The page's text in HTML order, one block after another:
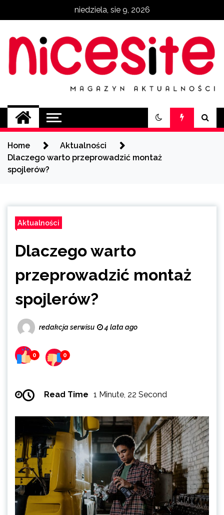
niedziela, sie 9, 2026
NiceSite.com.pl
magazyn aktualności
Home
Aktualności
Dlaczego warto przeprowadzić montaż
spojlerów?
Aktualności
Dlaczego warto
przeprowadzić montaż
spojlerów?
redakcja serwisu 4 lata ago
0 0
Read Time 1 Minute, 22 Second